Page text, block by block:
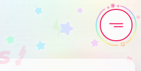
News